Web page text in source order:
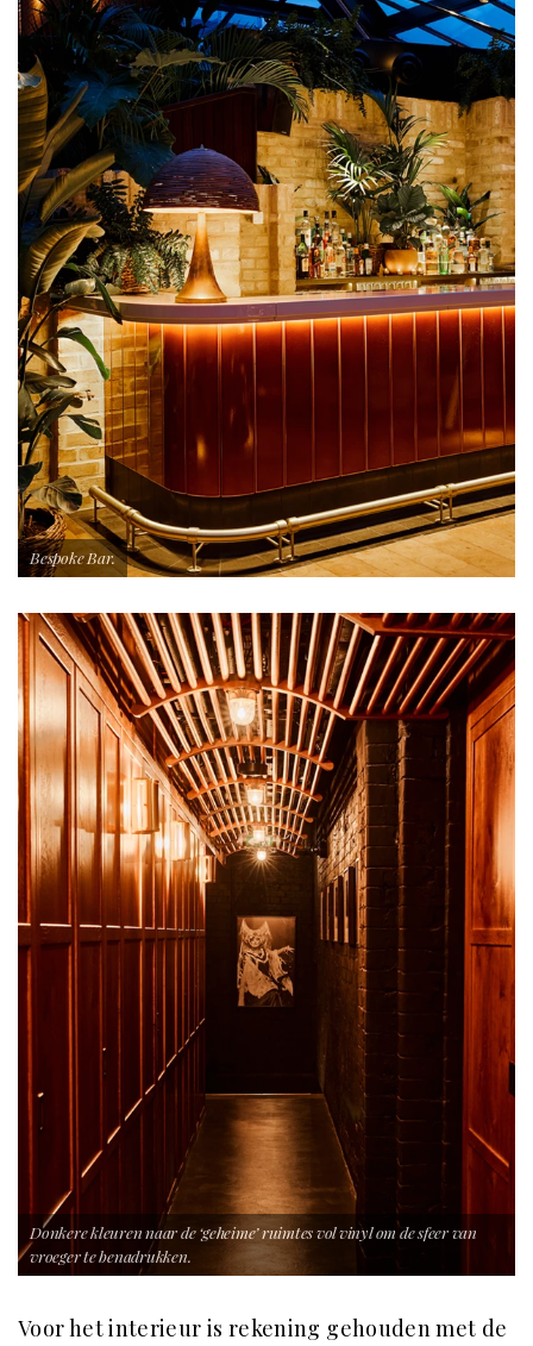
Bespoke Bar.
Donkere kleuren naar de ‘geheime’ ruimtes vol vinyl om de sfeer van
vroeger te benadrukken.
Voor het interieur is rekening gehouden met de